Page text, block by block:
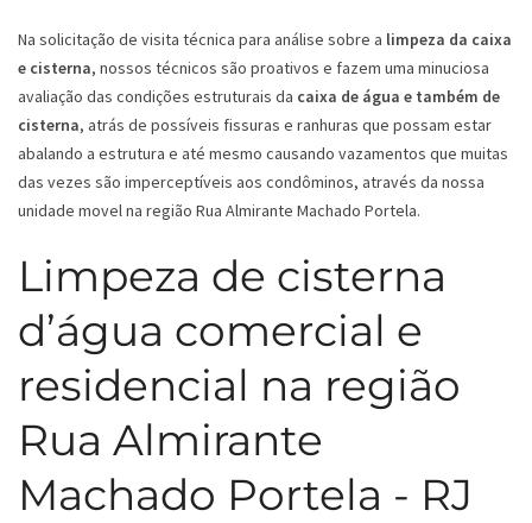
Na solicitação de visita técnica para análise sobre a limpeza da caixa
e cisterna, nossos técnicos são proativos e fazem uma minuciosa
avaliação das condições estruturais da caixa de água e também de
cisterna, atrás de possíveis fissuras e ranhuras que possam estar
abalando a estrutura e até mesmo causando vazamentos que muitas
das vezes são imperceptíveis aos condôminos, através da nossa
unidade movel na região Rua Almirante Machado Portela.
Limpeza de cisterna
d’água comercial e
residencial na região
Rua Almirante
Machado Portela - RJ